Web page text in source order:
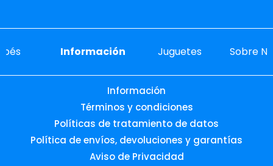
Información Juguetes Sobre
Información
Términos y condiciones
Políticas de tratamiento de datos
Política de envíos, devoluciones y garantías
Aviso de Privacidad